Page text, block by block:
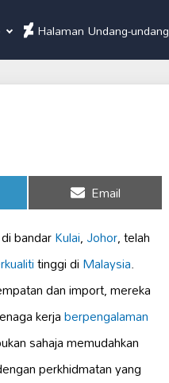
Halaman Undang-undang
Share
on
Email
bandarKulai,Johor, telah
tinggi diMalaysia.
dan import, mereka
kerjaberpengalaman
sahaja memudahkan
perkhidmatan yang